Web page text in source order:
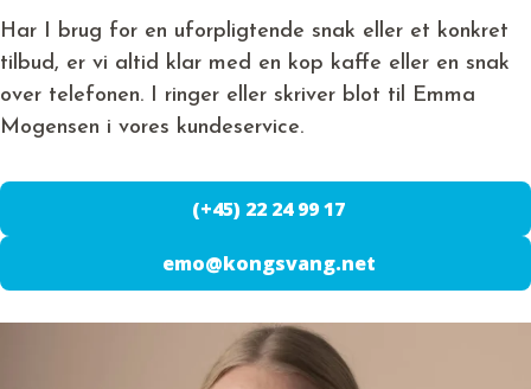
Har I brug for en uforpligtende snak eller et konkret
tilbud, er vi altid klar med en kop kaffe eller en snak
over telefonen. I ringer eller skriver blot til Emma
Mogensen i vores kundeservice.
(+45) 22 24 99 17
emo@kongsvang.net